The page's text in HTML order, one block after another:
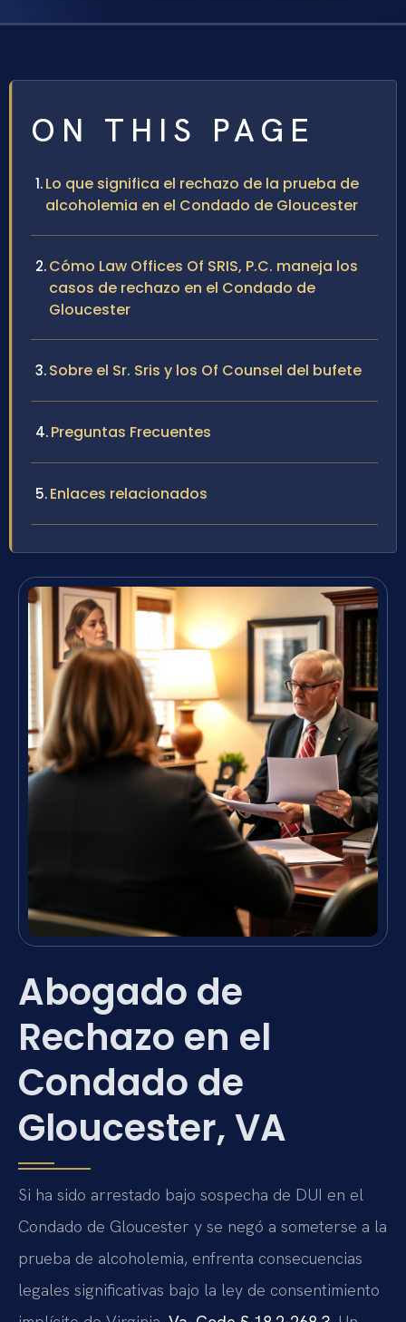
ON THIS PAGE
Lo que significa el rechazo de la prueba de
alcoholemia en el Condado de Gloucester
Cómo Law Offices Of SRIS, P.C. maneja los
casos de rechazo en el Condado de
Gloucester
Sobre el Sr. Sris y los Of Counsel del bufete
Preguntas Frecuentes
Enlaces relacionados
Abogado de
Rechazo en el
Condado de
Gloucester, VA
Si ha sido arrestado bajo sospecha de DUI en el
Condado de Gloucester y se negó a someterse a la
prueba de alcoholemia, enfrenta consecuencias
legales significativas bajo la ley de consentimiento